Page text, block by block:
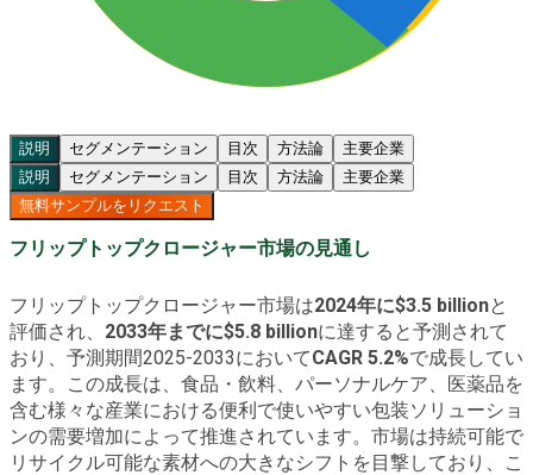
説明 セグメンテーション 目次 方法論
主要企業
説明
セグメンテーション 目次 方法論
主要企業
無料サンプルをリクエスト
フリップトップクロージャー市場の見通し
フリップトップクロージャー市場は2024年に$3.5 billionと
評価され、 2033年までに$5.8 billionに達すると予測されて
おり、予測期間2025-2033においてCAGR 5.2%で成長してい
ます。この成長は、食品・飲料、パーソナルケア、医薬品を
含む様々な産業における便利で使いやすい包装ソリューショ
ンの需要増加によって推進されています。市場は持続可能で
リサイクル可能な素材への大きなシフトを目撃しており、こ